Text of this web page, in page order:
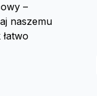
–
naszemu